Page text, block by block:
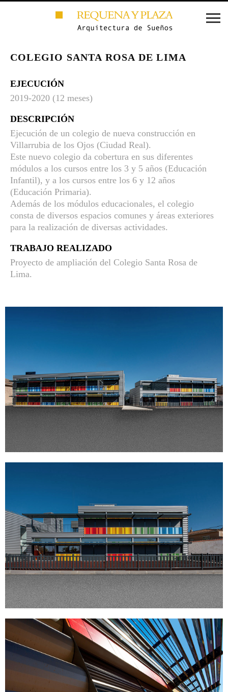
COLEGIO SANTA ROSA DE LIMA
EJECUCIÓN
2019-2020 (12 meses)
DESCRIPCIÓN
Ejecución de un colegio de nueva construcción en
Villarrubia de los Ojos (Ciudad Real).
Este nuevo colegio da cobertura en sus diferentes
módulos a los cursos entre los 3 y 5 años (Educación
Infantil), y a los cursos entre los 6 y 12 años
(Educación Primaria).
Además de los módulos educacionales, el colegio
consta de diversos espacios comunes y áreas exteriores
para la realización de diversas actividades.
TRABAJO REALIZADO
Proyecto de ampliación del Colegio Santa Rosa de
Lima.